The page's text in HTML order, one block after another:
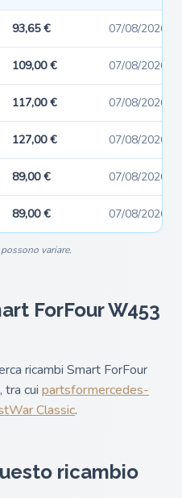
93,65 € 07/08/2026
109,00 € 07/08/2026
117,00 € 07/08/2026
127,00 € 07/08/2026
89,00 € 07/08/2026
89,00 € 07/08/2026
variare.
ForFour W453
ricambi Smart ForFour
tra cui partsformercedes-
Classic.
ricambio